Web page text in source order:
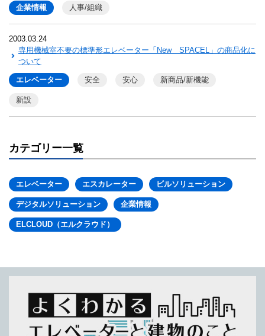
企業情報 人事/組織
2003.03.24
専用機械室不要の標準形エレベーター「New SPACEL」の商品化に
ついて
エレベーター 安全 安心 新商品/新機能
新設
カテゴリー一覧
エレベーター エスカレーター ビルソリューション
デジタルソリューション 企業情報
ELCLOUD（エルクラウド）